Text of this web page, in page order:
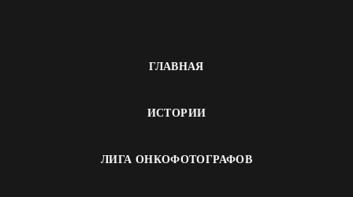
ГЛАВНАЯ
ИСТОРИИ
ЛИГА ОНКОФОТОГРАФОВ